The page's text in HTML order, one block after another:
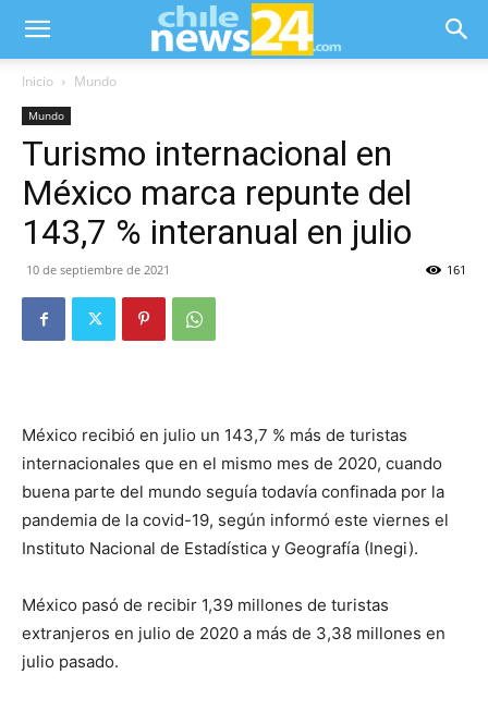
Inicio Mundo
Mundo
Turismo internacional en
México marca repunte del
143,7 % interanual en julio
10 de septiembre de 2021 161
México recibió en julio un 143,7 % más de turistas
internacionales que en el mismo mes de 2020, cuando
buena parte del mundo seguía todavía confinada por la
pandemia de la covid-19, según informó este viernes el
Instituto Nacional de Estadística y Geografía (Inegi).
México pasó de recibir 1,39 millones de turistas
extranjeros en julio de 2020 a más de 3,38 millones en
julio pasado.